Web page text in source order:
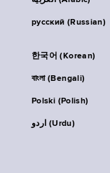
русский (Russian)
한국어 (Korean)
বাংলা (Bengali)
Polski (Polish)
اردو (Urdu)